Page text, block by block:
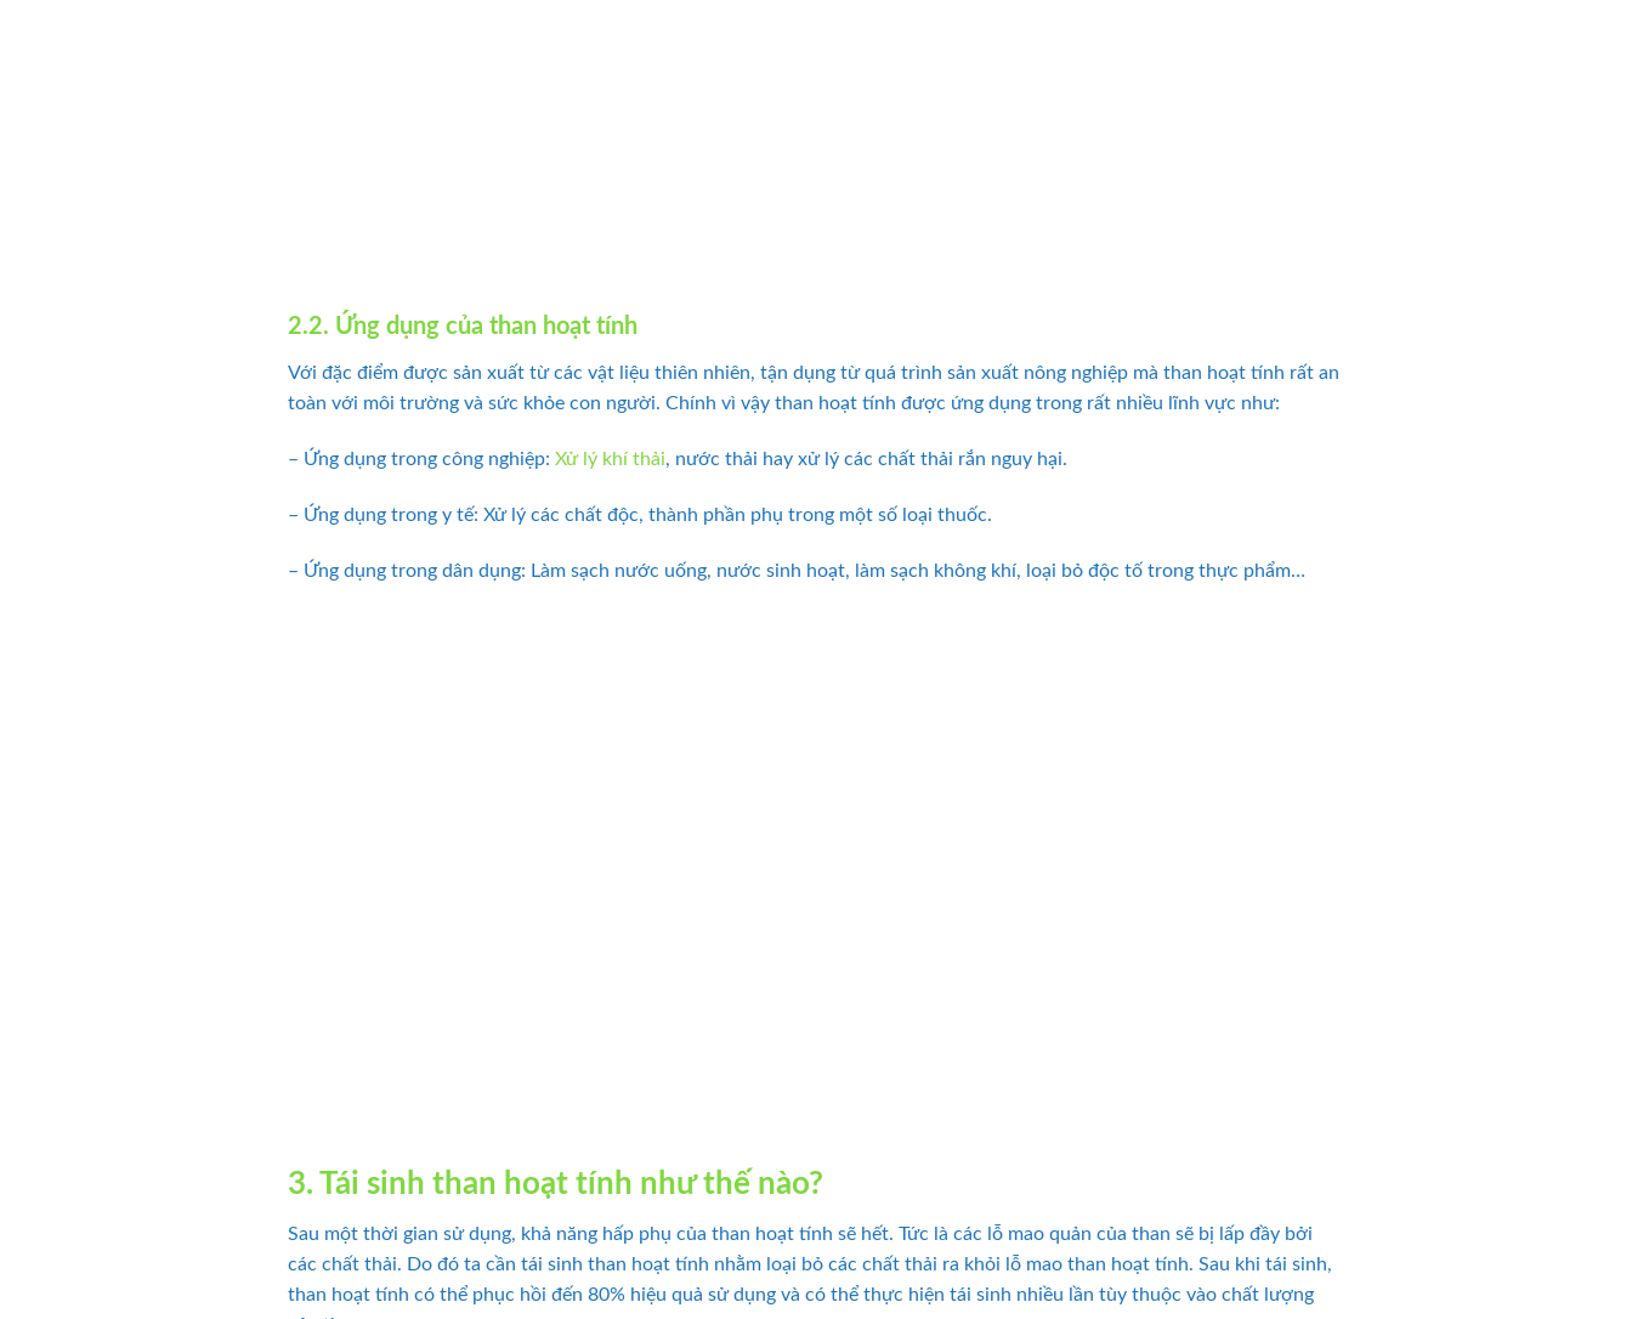
2.2. Ứng dụng của than hoạt tính
Với đặc điểm được sản xuất từ các vật liệu thiên nhiên, tận dụng từ quá trình sản xuất nông nghiệp mà than hoạt tính rất an
toàn với môi trường và sức khỏe con người. Chính vì vậy than hoạt tính được ứng dụng trong rất nhiều lĩnh vực như:
– Ứng dụng trong công nghiệp: Xử lý khí thải, nước thải hay xử lý các chất thải rắn nguy hại.
– Ứng dụng trong y tế: Xử lý các chất độc, thành phần phụ trong một số loại thuốc.
– Ứng dụng trong dân dụng: Làm sạch nước uống, nước sinh hoạt, làm sạch không khí, loại bỏ độc tố trong thực phẩm…
3. Tái sinh than hoạt tính như thế nào?
Sau một thời gian sử dụng, khả năng hấp phụ của than hoạt tính sẽ hết. Tức là các lỗ mao quản của than sẽ bị lấp đầy bởi
các chất thải. Do đó ta cần tái sinh than hoạt tính nhằm loại bỏ các chất thải ra khỏi lỗ mao than hoạt tính. Sau khi tái sinh,
than hoạt tính có thể phục hồi đến 80% hiệu quả sử dụng và có thể thực hiện tái sinh nhiều lần tùy thuộc vào chất lượng